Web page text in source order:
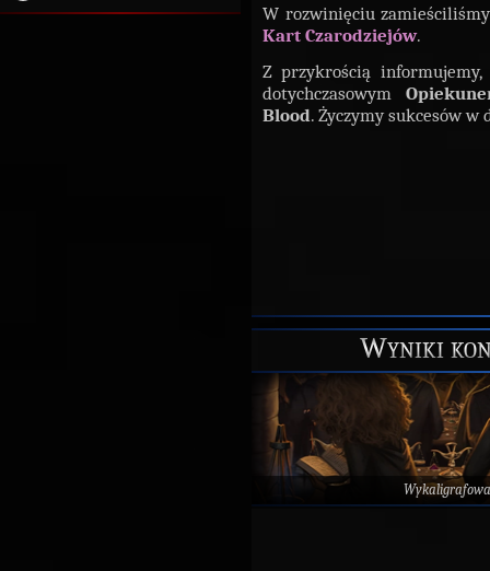
W rozwinięciu
Kart Czarodziejów.
Z przykrością
dotychczasowym
Blood. Życzymy sukcesów
Wyniki